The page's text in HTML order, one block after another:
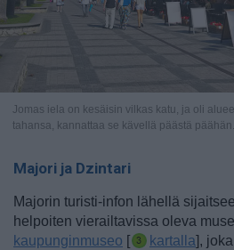
Jomas iela on kesäisin vilkas katu, ja oli
tahansa, kannattaa se kävellä päästä päähän.
Majori ja Dzintari
Majorin turisti-infon lähellä
helpoiten vierailtavissa oleva
kaupunginmuseo [ kartalla],